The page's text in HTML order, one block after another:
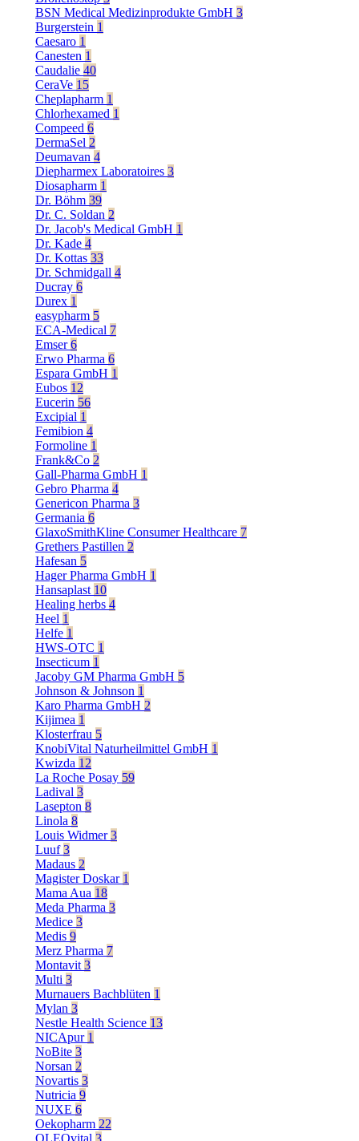
BSN Medical Medizinprodukte GmbH 3
Burgerstein 1
Caesaro 1
Canesten 1
Caudalie 40
CeraVe 15
Cheplapharm 1
Chlorhexamed 1
Compeed 6
DermaSel 2
Deumavan 4
Diepharmex Laboratoires 3
Diosapharm 1
Dr. Böhm 39
Dr. C. Soldan 2
Dr. Jacob's Medical GmbH 1
Dr. Kade 4
Dr. Kottas 33
Dr. Schmidgall 4
Ducray 6
Durex 1
easypharm 5
ECA-Medical 7
Emser6
Erwo Pharma 6
Espara GmbH 1
Eubos 12
Eucerin 56
Excipial 1
Femibion 4
Formoline 1
Frank&Co 2
Gall-Pharma GmbH 1
Gebro Pharma 4
Genericon Pharma 3
Germania 6
GlaxoSmithKline Consumer Healthcare 7
Grethers Pastillen 2
Hafesan 5
Hager Pharma GmbH 1
Hansaplast 10
Healing herbs 4
Heel 1
Helfe 1
HWS-OTC 1
Insecticum 1
Jacoby GM Pharma GmbH 5
Johnson & Johnson 1
Karo Pharma GmbH 2
Kijimea 1
Klosterfrau 5
KnobiVital Naturheilmittel GmbH 1
Kwizda 12
La Roche Posay 59
Ladival 3
Lasepton 8
Linola 8
Louis Widmer3
Luuf3
Madaus 2
Magister Doskar 1
Mama Aua 18
Meda Pharma 3
Medice 3
Medis 9
Merz Pharma 7
Montavit 3
Multi 3
Murnauers Bachblüten 1
Mylan 3
Nestle Health Science 13
NICApur 1
NoBite 3
Norsan 2
Novartis 3
Nutricia 9
NUXE 6
Oekopharm 22
OLEOvital 3